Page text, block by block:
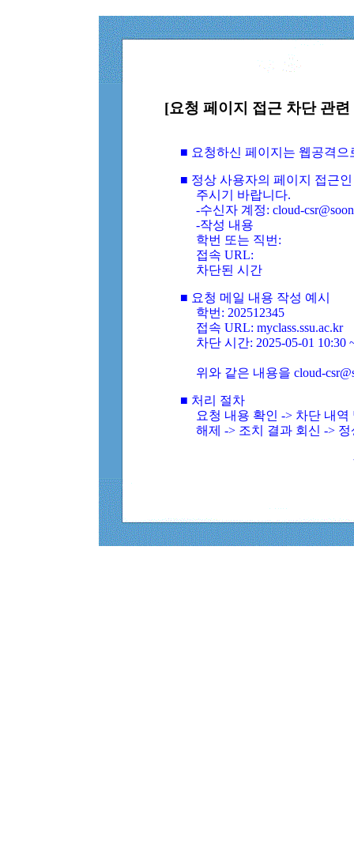
[요청 페이지 접근 차단 관
■ 요청하신 페이지는 웹공격
■ 정상 사용자의 페이지 접근
주시기 바랍니다.
-수신자 계정: cloud-
-작성 내용
학번 또는 직번:
접속 URL:
차단된 시간
■ 요청 메일 내용 작성 예시
학번: 202512345
접속 URL: myclass.ssu.ac.kr
차단 시간: 2025-05-01 10:30
위와 같은 내용을 cloud-
■ 처리 절차
요청 내용 확인 -> 차단 내
해제 -> 조치 결과 회신 ->